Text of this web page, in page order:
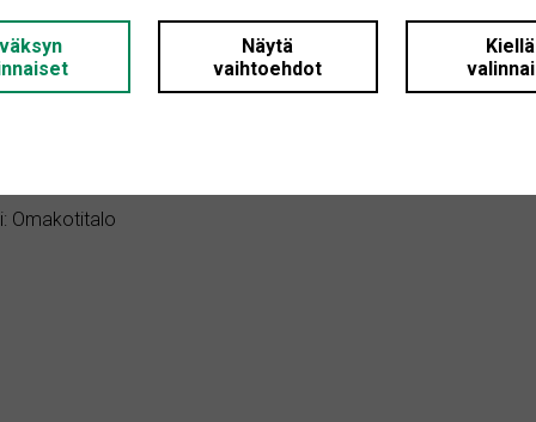
Ei määritelty
Omakotitalo
Näytä
vaihtoehdot